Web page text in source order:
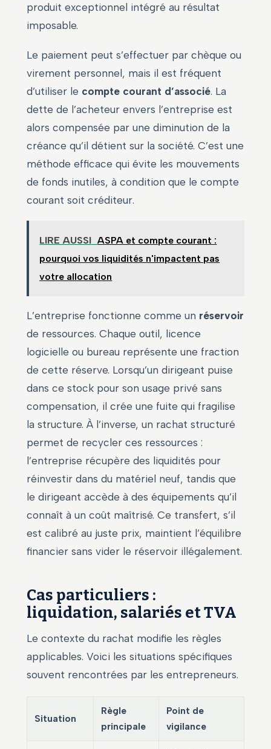
produit exceptionnel intégré au résultat
imposable.
Le paiement peut s’effectuer par chèque ou
virement personnel, mais il est fréquent
d’utiliser le compte courant d’associé. La
dette de l’acheteur envers l’entreprise est
alors compensée par une diminution de la
créance qu’il détient sur la société. C’est une
méthode efficace qui évite les mouvements
de fonds inutiles, à condition que le compte
courant soit créditeur.
LIRE AUSSI ASPA et compte courant :
pourquoi vos liquidités n'impactent pas
votre allocation
L’entreprise fonctionne comme un réservoir
de ressources. Chaque outil, licence
logicielle ou bureau représente une fraction
de cette réserve. Lorsqu’un dirigeant puise
dans ce stock pour son usage privé sans
compensation, il crée une fuite qui fragilise
la structure. À l’inverse, un rachat structuré
permet de recycler ces ressources :
l’entreprise récupère des liquidités pour
réinvestir dans du matériel neuf, tandis que
le dirigeant accède à des équipements qu’il
connaît à un coût maîtrisé. Ce transfert, s’il
est calibré au juste prix, maintient l’équilibre
financier sans vider le réservoir illégalement.
Cas particuliers :
liquidation, salariés et TVA
Le contexte du rachat modifie les règles
applicables. Voici les situations spécifiques
souvent rencontrées par les entrepreneurs.
Situation
Règle
principale
Point de
vigilance